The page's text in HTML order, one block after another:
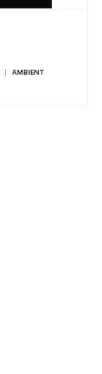
AMBIENT